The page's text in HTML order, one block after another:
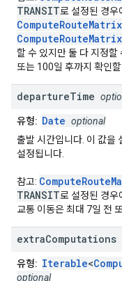
TRANSIT로 설정된 경우
할 수 있지만 둘 다 지정할
또는 100일 후까지 확인
departureTime
유형: Date optional
출발 시간입니다. 이 값을
설정됩니다.
참고:
TRANSIT로 설정된 경우
교통 이동은 최대 7일 전
extraComputations
유형: Iterable<
optional